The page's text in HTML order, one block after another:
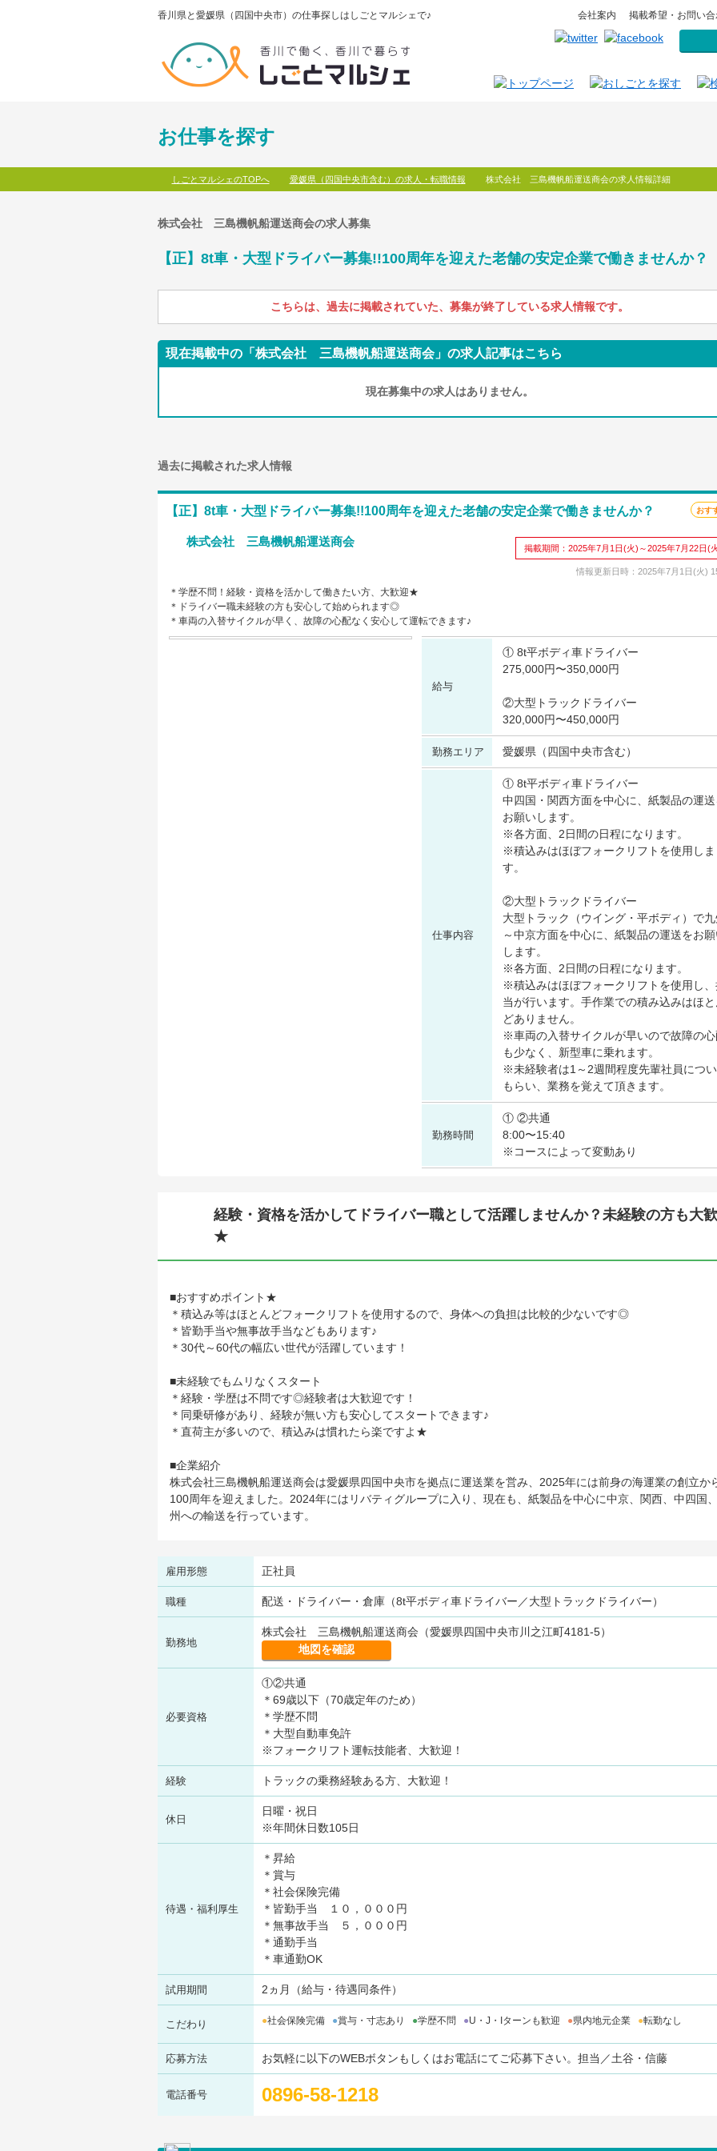
香川県と愛媛県（四国中央市）の仕事探しはしごとマルシェで♪ 会社案内 掲載希望・お問い
お仕事を探す
しごとマルシェのTOPへ 愛媛県（四国中央市含む）の求人・転職情報 株式会社 三島機帆船運送商会の求人情報詳細
株式会社 三島機帆船運送商会の求人募集
【正】8t車・大型ドライバー募集!!100周年を迎えた老舗の安定企業で働きませんか？
こちらは、過去に掲載されていた、募集が終了している求人情報です。
現在掲載中の「株式会社 三島機帆船運送商会」の求人記事はこちら
現在募集中の求⼈はありません。
過去に掲載された求人情報
【正】8t車・大型ドライバー募集!!100周年を迎えた老舗の安定企業で働きませんか？ おす
株式会社 三島機帆船運送商会 掲載期間：2025年7月1日(火)～2025年7月22日(
情報更新日時：2025年7月1日(火)
＊学歴不問！経験・資格を活かして働きたい方、大歓迎★
＊ドライバー職未経験の方も安心して始められます◎
＊車両の入替サイクルが早く、故障の心配なく安心して運転できます♪
給与
① 8t平ボディ車ドライバー
275,000円〜350,000円
②大型トラックドライバー
320,000円〜450,000円
勤務エリア 愛媛県（四国中央市含む）
仕事内容
① 8t平ボディ車ドライバー
中四国・関西方面を中心に、紙製品の運
お願いします。
※各方面、2日間の日程になります。
※積込みはほぼフォークリフトを使用しま
す。
②大型トラックドライバー
大型トラック（ウイング・平ボディ）で
～中京方面を中心に、紙製品の運送をお
します。
※各方面、2日間の日程になります。
※積込みはほぼフォークリフトを使用し
当が行います。手作業での積み込みはほ
どありません。
※車両の入替サイクルが早いので故障の
も少なく、新型車に乗れます。
※未経験者は1～2週間程度先輩社員につ
もらい、業務を覚えて頂きます。
勤務時間
① ②共通
8:00〜15:40
※コースによって変動あり
経験・資格を活かしてドライバー職として活躍しませんか？未経験の方も大
★
■おすすめポイント★
＊積込み等はほとんどフォークリフトを使用するので、身体への負担は比較的少ないです◎
＊皆勤手当や無事故手当などもあります♪
＊30代～60代の幅広い世代が活躍しています！
■未経験でもムリなくスタート
＊経験・学歴は不問です◎経験者は大歓迎です！
＊同乗研修があり、経験が無い方も安心してスタートできます♪
＊直荷主が多いので、積込みは慣れたら楽ですよ★
■企業紹介
株式会社三島機帆船運送商会は愛媛県四国中央市を拠点に運送業を営み、2025年には前身の海運業の創立か
100周年を迎えました。2024年にはリバティグループに入り、現在も、紙製品を中心に中京、関西、中四国
州への輸送を行っています。
雇用形態 正社員
職種 配送・ドライバー・倉庫（8t平ボディ車ドライバー／大型トラックドライバー）
勤務地
株式会社 三島機帆船運送商会（愛媛県四国中央市川之江町4181-5）
地図を確認
必要資格
①②共通
＊69歳以下（70歳定年のため）
＊学歴不問
＊大型自動車免許
※フォークリフト運転技能者、大歓迎！
経験 トラックの乗務経験ある方、大歓迎！
休日
日曜・祝日
※年間休日数105日
待遇・福利厚生
＊昇給
＊賞与
＊社会保険完備
＊皆勤手当 １０，０００円
＊無事故手当 ５，０００円
＊通勤手当
＊車通勤OK
試用期間 2ヵ月（給与・待遇同条件）
こだわり 社会保険完備 賞与・寸志あり 学歴不問 U・J・Iターンも歓迎 県内地元企業 転勤なし
応募方法 お気軽に以下のWEBボタンもしくはお電話にてご応募下さい。担当／土谷・信藤
電話番号 0896-58-1218